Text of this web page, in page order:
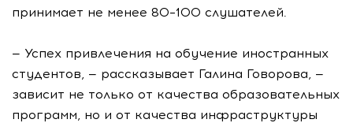
принимает не менее 80–100 слушателей.
— Успех привлечения на обучение иностранных
студентов, — рассказывает Галина Говорова, —
зависит не только от качества образовательных
программ, но и от качества инфраструктуры